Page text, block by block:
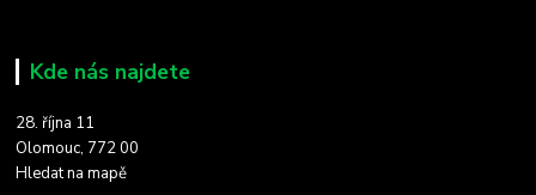
Kde nás najdete
28. října 11
Olomouc, 772 00
Hledat na mapě